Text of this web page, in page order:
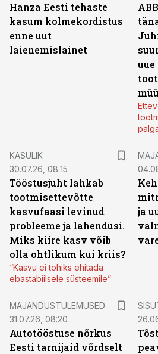
Hanza Eesti tehaste
kasum kolmekordistus
enne uut
laienemislainet
uue
KASULIK
30.07.26, 08:15
Tööstusjuht lahkab
tootmisettevõtte
kasvufaasi levinud
probleeme ja lahendusi.
Miks kiire kasv võib
olla ohtlikum kui kriis?
“Kasvu ei tohiks ehitada
ebastabiilsele süsteemile”
ja
MAJANDUSTULEMUSED
31.07.26, 08:20
Autotööstuse nõrkus
Eesti tarnijaid võrdselt